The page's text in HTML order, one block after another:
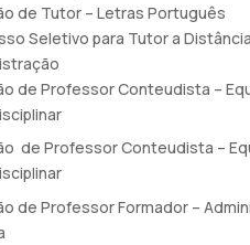
de Tutor – Letras Português
Seletivo para Tutor a
de Professor Conteudista –
de Professor Conteudista –
de Professor Formador –